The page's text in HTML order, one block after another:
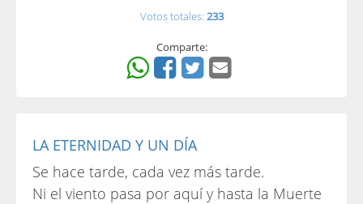
Votos totales: 233
Comparte:
LA ETERNIDAD Y UN DÍA
Se hace tarde, cada vez más tarde.
Ni el viento pasa por aquí y hasta la Muerte